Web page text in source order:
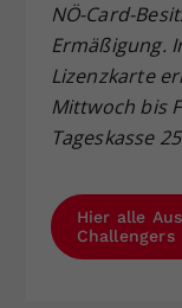
NÖ-Card-
Ermäßigung.
Lizenzkarte
Mittwoch bis
Tageskasse
Hier alle
Challengers